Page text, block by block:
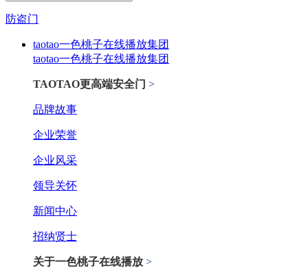
防盗门
taotao一色桃子在线播放集团
taotao一色桃子在线播放集团
TAOTAO更高端安全门 >
品牌故事
企业荣誉
企业风采
领导关怀
新闻中心
招纳贤士
关于一色桃子在线播放 >